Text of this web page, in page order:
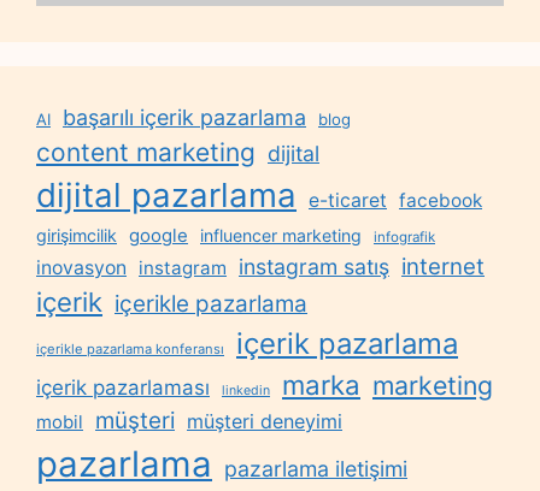
AI başarılı içerik pazarlama blog
content marketing dijital
dijital pazarlama e-ticaret facebook
girişimcilik google influencer marketing infografik
inovasyon instagram instagram satış internet
içerik içerikle pazarlama
içerikle pazarlama konferansı içerik pazarlama
içerik pazarlaması linkedin marka marketing
mobil müşteri müşteri deneyimi
pazarlama
pazarlama iletişimi